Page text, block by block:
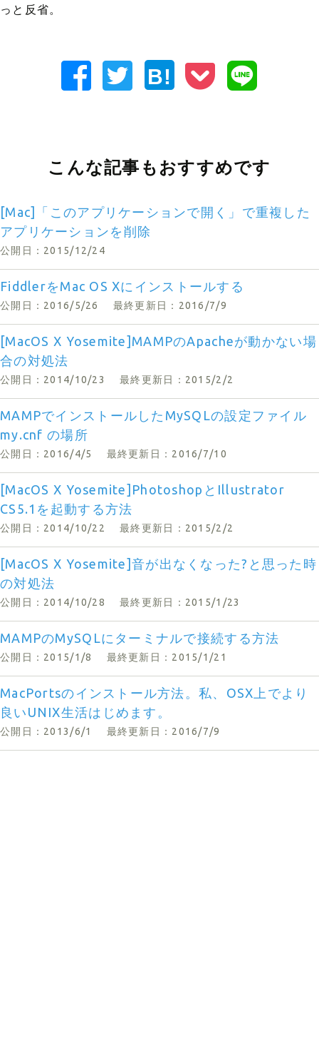
っと反省。
B!
こんな記事もおすすめです
[Mac]「このアプリケーションで開く」で重複した
アプリケーションを削除
公開日：2015/12/24
FiddlerをMac OS Xにインストールする
公開日：2016/5/26 最終更新日：2016/7/9
[MacOS X Yosemite]MAMPのApacheが動かない場
合の対処法
公開日：2014/10/23 最終更新日：2015/2/2
MAMPでインストールしたMySQLの設定ファイル
my.cnf の場所
公開日：2016/4/5 最終更新日：2016/7/10
[MacOS X Yosemite]PhotoshopとIllustrator
CS5.1を起動する方法
公開日：2014/10/22 最終更新日：2015/2/2
[MacOS X Yosemite]音が出なくなった?と思った時
の対処法
公開日：2014/10/28 最終更新日：2015/1/23
MAMPのMySQLにターミナルで接続する方法
公開日：2015/1/8 最終更新日：2015/1/21
MacPortsのインストール方法。私、OSX上でより
良いUNIX生活はじめます。
公開日：2013/6/1 最終更新日：2016/7/9